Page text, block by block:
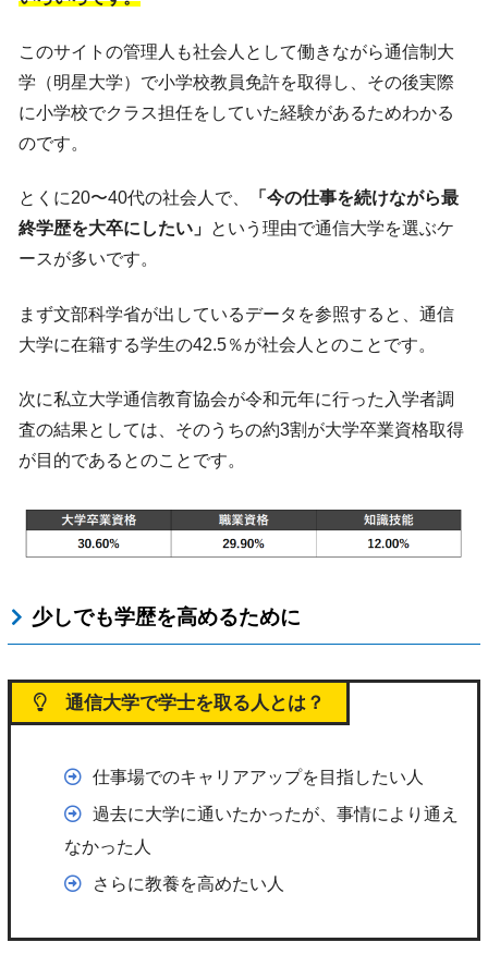
このサイトの管理人も社会人として働きながら通信制大
学（明星大学）で小学校教員免許を取得し、その後実際
に小学校でクラス担任をしていた経験があるためわかる
のです。
とくに20〜40代の社会人で、
「今の仕事を続けながら最
終学歴を大卒にしたい」 という理由で通信大学を選ぶケ
ースが多いです。
まず文部科学省が出しているデータを参照すると、通信
大学に在籍する学生の42.5％が社会人とのことです。
次に私立大学通信教育協会が令和元年に行った入学者調
査の結果としては、そのうちの約3割が大学卒業資格取得
が目的であるとのことです。
少しでも学歴を高めるために
通信大学で学士を取る人とは？
仕事場でのキャリアアップを目指したい人
過去に大学に通いたかったが、事情により通え
なかった人
さらに教養を高めたい人